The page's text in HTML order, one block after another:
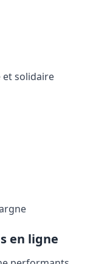
et solidaire
en ligne